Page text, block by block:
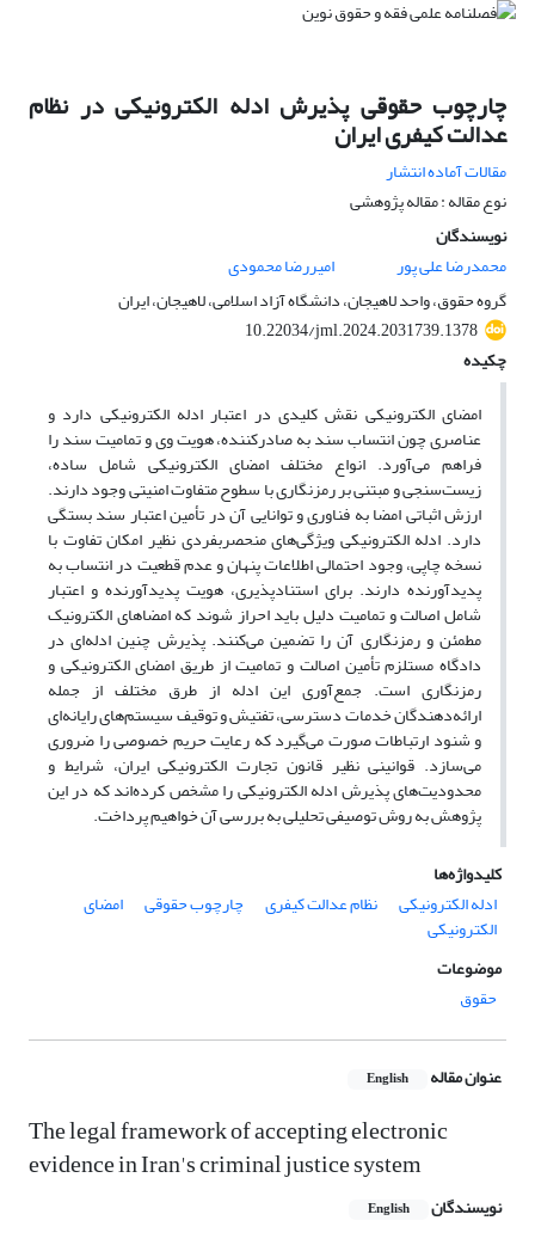
چارچوب حقوقی پذیرش ادله الکترونیکی در نظام
عدالت کیفری ایران
مقالات آماده انتشار
نوع مقاله : مقاله پژوهشی
نویسندگان
محمدرضا علی پور
امیررضا محمودی
گروه حقوق، واحد لاهیجان، دانشگاه آزاد اسلامی، لاهیجان، ایران
10.22034/jml.2024.2031739.1378
چکیده
امضای الکترونیکی نقش کلیدی در اعتبار ادله الکترونیکی دارد و
عناصری چون انتساب سند به صادرکننده، هویت وی و تمامیت سند را
فراهم می‌آورد. انواع مختلف امضای الکترونیکی شامل ساده،
زیست‌سنجی و مبتنی بر رمزنگاری با سطوح متفاوت امنیتی وجود دارند.
ارزش اثباتی امضا به فناوری و توانایی آن در تأمین اعتبار سند بستگی
دارد. ادله الکترونیکی ویژگی‌های منحصربفردی نظیر امکان تفاوت با
نسخه چاپی، وجود احتمالی اطلاعات پنهان و عدم قطعیت در انتساب به
پدیدآورنده دارند. برای استنادپذیری، هویت پدیدآورنده و اعتبار
شامل اصالت و تمامیت دلیل باید احراز شوند که امضاهای الکترونیک
مطمئن و رمزنگاری آن را تضمین می‌کنند. پذیرش چنین ادله‌ای در
دادگاه مستلزم تأمین اصالت و تمامیت از طریق امضای الکترونیکی و
رمزنگاری است. جمع‌آوری این ادله از طرق مختلف از جمله
ارائه‌دهندگان خدمات دسترسی، تفتیش و توقیف سیستم‌های رایانه‌ای
و شنود ارتباطات صورت می‌گیرد که رعایت حریم خصوصی را ضروری
می‌سازد. قوانینی نظیر قانون تجارت الکترونیکی ایران، شرایط و
محدودیت‌های پذیرش ادله الکترونیکی را مشخص کرده‌اند که در این
پژوهش به روش توصیفی تحلیلی به بررسی آن خواهیم پرداخت.
کلیدواژه‌ها
ادله الکترونیکی
نظام عدالت کیفری چارچوب حقوقی امضای
الکترونیکی
موضوعات
حقوق
عنوان مقاله English
The legal framework of accepting electronic
evidence in Iran's criminal justice system
نویسندگان English